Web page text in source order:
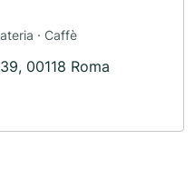
· Caffè
00118 Roma